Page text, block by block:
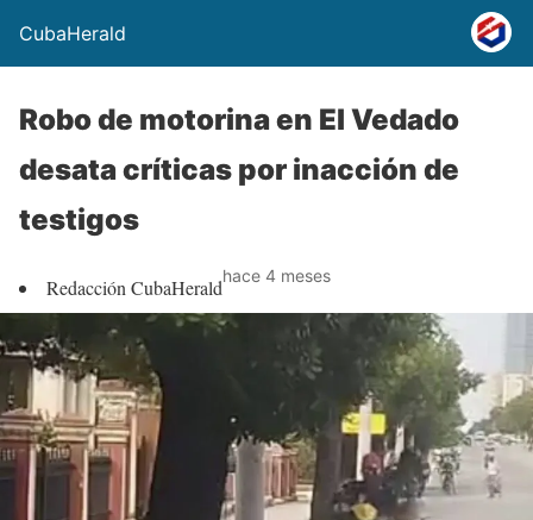
CubaHerald
Robo de motorina en El Vedado
desata críticas por inacción de
testigos
Redacción CubaHeraldhace 4 meses